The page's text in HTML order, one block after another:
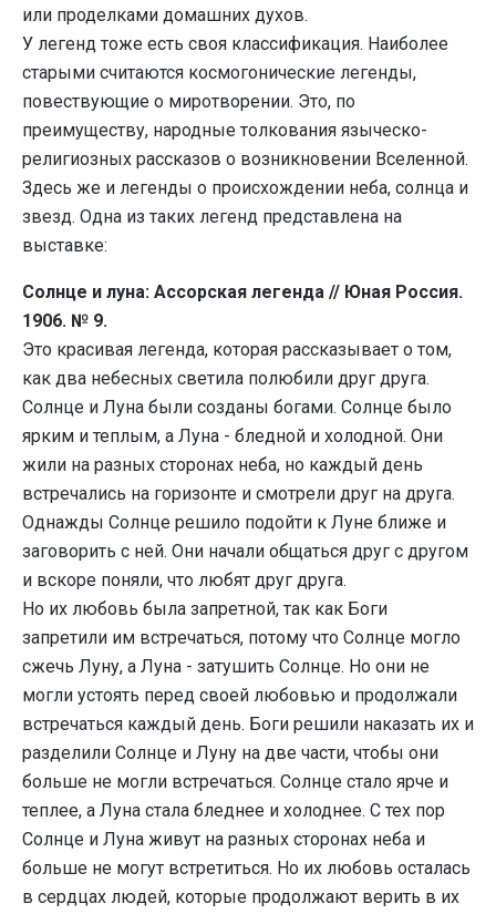
или проделками домашних духов.
У легенд тоже есть своя классификация. Наиболее
старыми считаются космогонические легенды,
повествующие о миротворении. Это, по
преимуществу, народные толкования языческо-
религиозных рассказов о возникновении Вселенной.
Здесь же и легенды о происхождении неба, солнца и
звезд. Одна из таких легенд представлена на
выставке:
Солнце и луна: Ассорская легенда // Юная Россия.
1906. № 9.
Это красивая легенда, которая рассказывает о том,
как два небесных светила полюбили друг друга.
Солнце и Луна были созданы богами. Солнце было
ярким и теплым, а Луна - бледной и холодной. Они
жили на разных сторонах неба, но каждый день
встречались на горизонте и смотрели друг на друга.
Однажды Солнце решило подойти к Луне ближе и
заговорить с ней. Они начали общаться друг с другом
и вскоре поняли, что любят друг друга.
Но их любовь была запретной, так как Боги
запретили им встречаться, потому что Солнце могло
сжечь Луну, а Луна - затушить Солнце. Но они не
могли устоять перед своей любовью и продолжали
встречаться каждый день. Боги решили наказать их и
разделили Солнце и Луну на две части, чтобы они
больше не могли встречаться. Солнце стало ярче и
теплее, а Луна стала бледнее и холоднее. С тех пор
Солнце и Луна живут на разных сторонах неба и
больше не могут встретиться. Но их любовь осталась
в сердцах людей, которые продолжают верить в их